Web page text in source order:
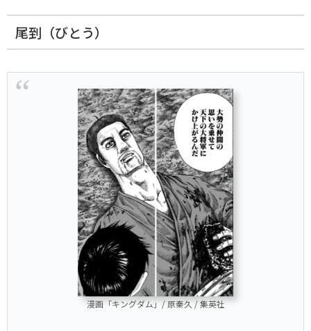
尾到（びとう）
漫画「キングダム」/ 原秦久 / 集英社